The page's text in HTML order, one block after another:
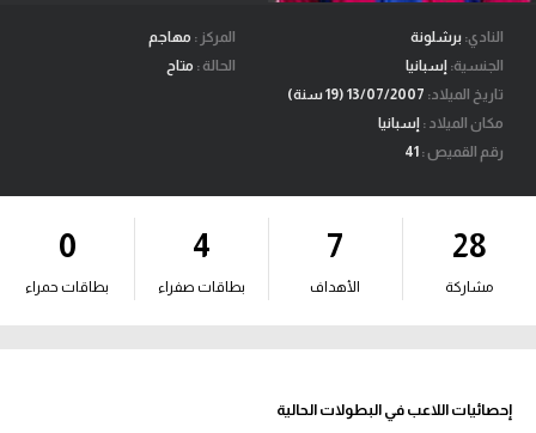
فانتازي في الجول
مسابقة التوقعات
فيديوهات
آراء حرة
ركن الألعاب
النادي: برشلونة
الجنسية: إسبانيا
تاريخ الميلاد:
مكان الميلاد : إسبانيا
رقم القميص :
المركز : مهاجم
الحالة : متاح
28
مشاركة
7
الأهداف
4
بطاقات صفراء
0
بطاقات حمراء
إحصائيات اللاعب في البطولات الحالية